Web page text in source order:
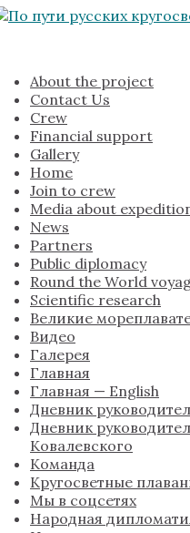
About the project
Contact Us
Crew
Financial support
Gallery
Home
Join to crew
Media about
News
Partners
Public diplomacy
Round the World
Scientific research
Великие
Видео
Галерея
Главная
Главная — English
Дневник
Дневник
Ковалевского
Команда
Кругосветные
Мы в соцсетях
Народная